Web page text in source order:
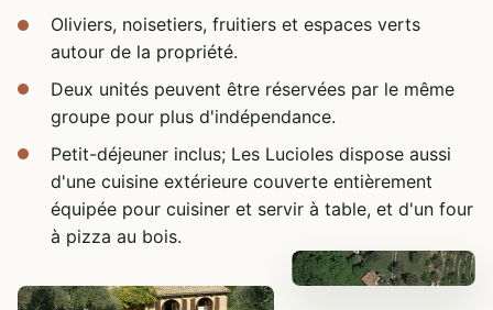
Oliviers, noisetiers, fruitiers et espaces verts
autour de la propriété.
Deux unités peuvent être réservées par le même
groupe pour plus d'indépendance.
Petit-déjeuner inclus; Les Lucioles dispose aussi
d'une cuisine extérieure couverte entièrement
équipée pour cuisiner et servir à table, et d'un four
à pizza au bois.